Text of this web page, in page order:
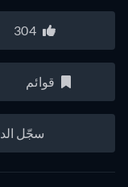
304
قوائم
سجّل